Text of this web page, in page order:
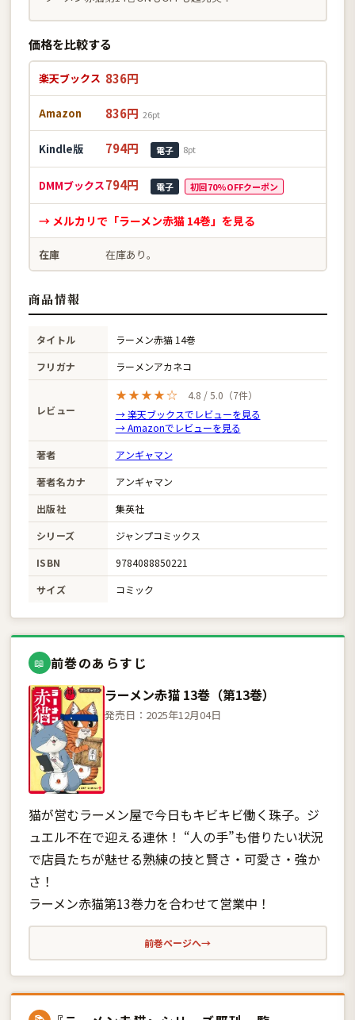
価格を比較する
楽天ブックス 836円
Amazon 836円 26pt
Kindle版 794円 電子 8pt
DMMブックス794円 電子 初回70%OFFクーポン
→ メルカリで「ラーメン赤猫 14巻」を見る
在庫 在庫あり。
商品情報
タイトル
ラーメン赤猫 14巻
フリガナ
ラーメンアカネコ
レビュー
★★★★☆
4.8 / 5.0（7件）
→ 楽天ブックスでレビューを見る
→ Amazonでレビューを見る
著者
アンギャマン
著者名カナ
アンギャマン
出版社
集英社
シリーズ
ジャンプコミックス
ISBN
9784088850221
サイズ
コミック
📖 前巻のあらすじ
ラーメン赤猫 13巻（第13巻）
発売日：2025年12月04日
猫が営むラーメン屋で今日もキビキビ働く珠子。ジ
ュエル不在で迎える連休！ “人の手”も借りたい状況
で店員たちが魅せる熟練の技と賢さ・可愛さ・強か
さ！
ラーメン赤猫第13巻力を合わせて営業中！
前巻ページへ→